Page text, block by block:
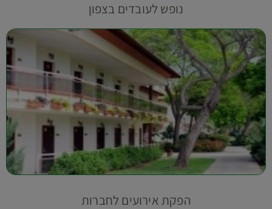
נופש לעובדים בצפון
הפקת אירועים לחברות